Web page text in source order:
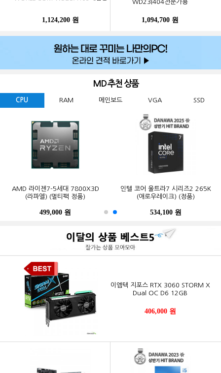
1,124,200 원
WD23I404전문가용
1,094,700 원
MD 추천 상품
CPU RAM 메인보드 VGA SSD
AMD 라이젠7-5세대 7800X3D
(라파엘) (멀티팩 정품)
499,000 원
인텔 코어 울트라7 시리즈2 265K
(애로우레이크) (정품)
534,100 원
ESSENCORE KLEVV DDR5-5600
CL46 파인인포 (16GB)
341,000 원
마이크론 Crucial DDR5-5600 CL46
PRO 대원씨티에스 (16GB)
387,000 원
GIGABYTE B650M K 피씨디렉트
123,000 원
ASUS TUF Gaming B850-PLUS WIFI
STCOM(조립용)
339,000 원
GIGABYTE 지포스 RTX 5060
WINDFORCE MAX OC D7 8GB
피씨디렉트
632,200 원
MSI 지포스 RTX 5070 게이밍 트리오
OC D7 12GB 트라이프로져4
1,299,000 원
Western Digital WD BLACK
SN850X M.2 NVMe (2TB)
550,000 원
삼성전자 990 PRO M.2 NVMe (2TB)
1,027,000 원
이엠텍 지포스 RTX 3060 STORM X
Dual OC D6 12GB
406,000 원